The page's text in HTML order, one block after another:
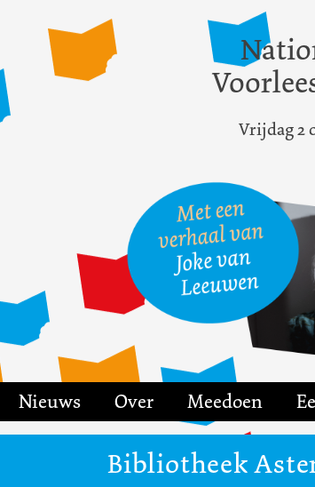
Vrijdag 2
Nieuws Over Meedoen
Bibliotheek